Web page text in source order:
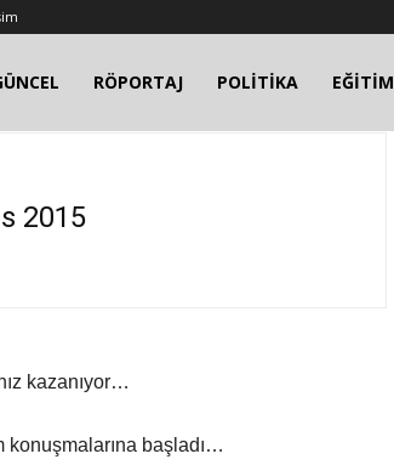
RÖPORTAJ POLİTİKA EĞİTİM
2015
kazanıyor…
başladı…